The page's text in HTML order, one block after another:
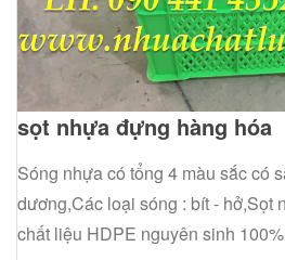
sọt nhựa đựng hàng hóa
Sóng nhựa có tổng 4 màu sắc có
dương,Các loại sóng : bít - hở,Sọt
chất liệu HDPE nguyên sinh